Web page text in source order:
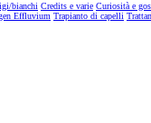
bianchi Credits e varie Curiosità e
Effluvium Trapianto di capelli